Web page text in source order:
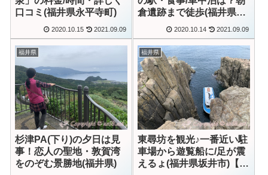
口コミ(福井県永平寺町)
2020.10.15 2021.09.09
倉遺跡まで徒歩(福井県福
井市)【動画あり】
2020.10.14 2021.09.09
福井県
杉津PA(下り)の夕日は見
事！恋人の聖地・敦賀湾
をのぞむ景勝地(福井県)
福井県
東尋坊を観光♪一番近い駐
車場から遊覧船に/足が震
えるょ(福井県坂井市)【動